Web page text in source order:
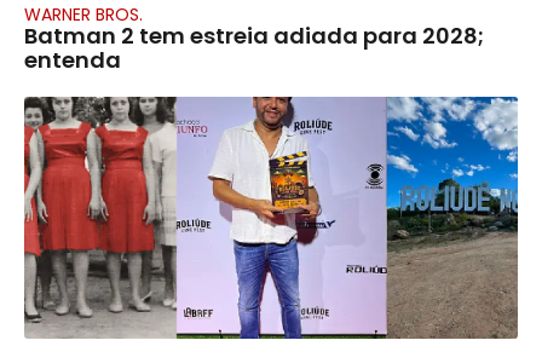
WARNER BROS.
Batman 2 tem estreia adiada para 2028;
entenda